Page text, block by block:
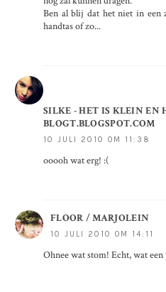
Ben al blij dat het niet in
handtas of zo...
SILKE - HET IS KLEIN EN
BLOGT.BLOGSPOT.COM
10 JULI 2010 OM 11:38
ooooh wat erg! :(
FLOOR / MARJOLEIN
10 JULI 2010 OM 14:11
Ohnee wat stom! Echt, wat een